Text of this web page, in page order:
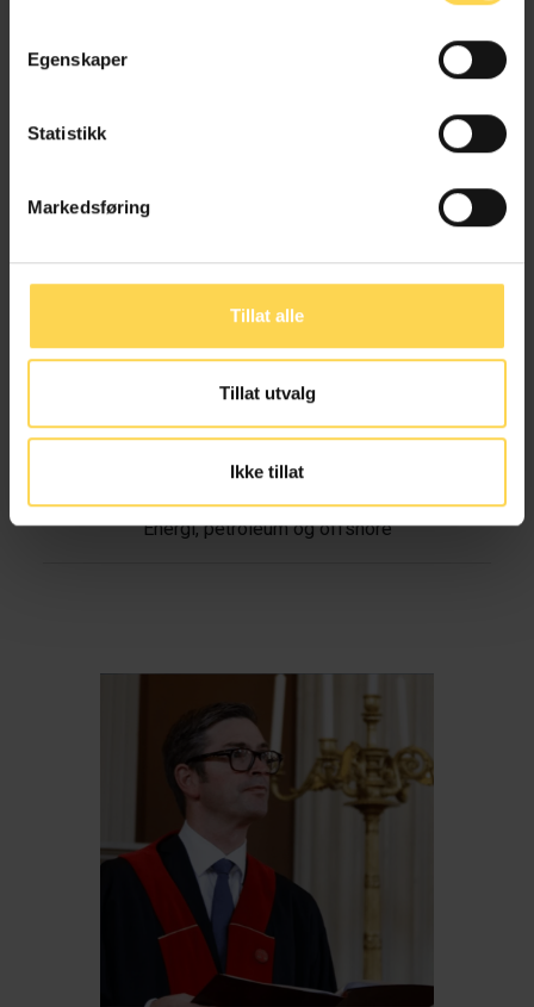
Egenskaper
Statistikk
Markedsføring
Tillat alle
Tillat utvalg
Ikke tillat
Energi, petroleum og offshore